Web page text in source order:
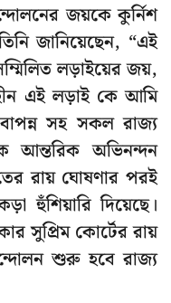
জয়কে কুর্নিশ
জানিয়েছেন, “এই
লড়াইয়ের জয়,
এই লড়াই কে আমি
সহ সকল রাজ্য
আন্তরিক অভিনন্দন
রায় ঘোষণার পরই
হুঁশিয়ারি দিয়েছে।
সুপ্রিম কোর্টের রায়
শুরু হবে রাজ্য